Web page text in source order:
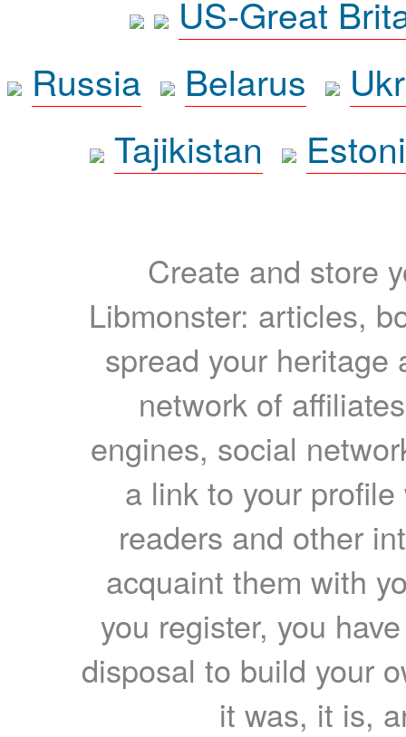
US-Great
Russia
Belarus
Tajikistan
Create and store
Libmonster: articles,
spread your heritage
network of
engines, social
a link to your
readers and other
acquaint them with
you register, you
disposal to build your
it was, it is,